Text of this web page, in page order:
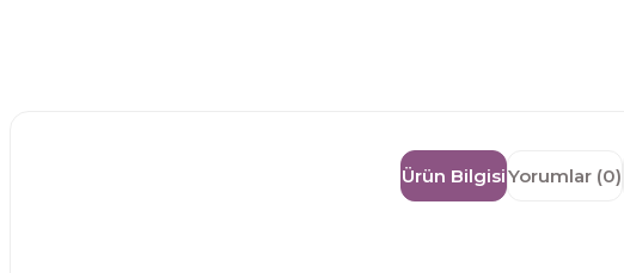
Ürün BilgisiYorumlar (0)